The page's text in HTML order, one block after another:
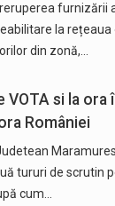
la
din zonă,…
VOTA si la
României
tururi de scrutin
cum…